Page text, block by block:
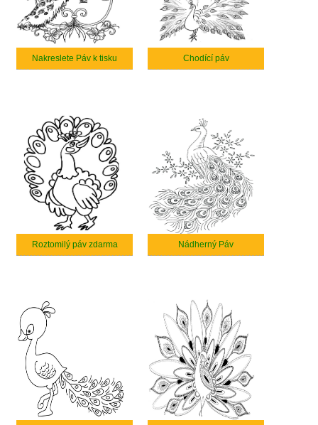
Nakreslete Páv k tisku Chodící páv
Roztomilý páv zdarma Nádherný Páv